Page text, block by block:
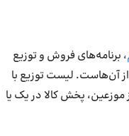
، برنامه‌های فروش و توزیع
از آن‌هاست. لیست توزیع با
پخش کالا در یک یا